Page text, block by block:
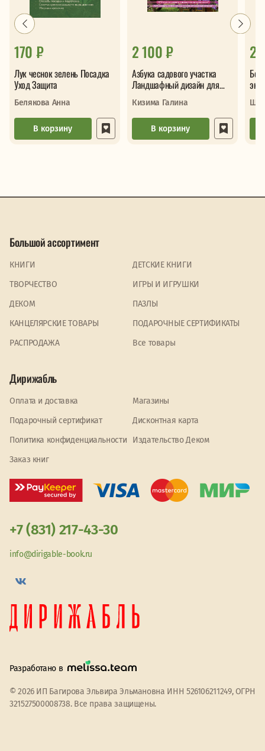
170 ₽
Лук чеснок зелень Посадка
Уход Защита
Белякова Анна
В корзину
2 100 ₽
Азбука садового участка
Ландшафный дизайн для
начинающих
Кизима Галина
В корзину
2
Большой ассортимент
КНИГИ
ДЕТСКИЕ КНИГИ
ТВОРЧЕСТВО
ИГРЫ И ИГРУШКИ
ДЕКОМ
ПАЗЛЫ
КАНЦЕЛЯРСКИЕ ТОВАРЫ
ПОДАРОЧНЫЕ СЕРТИФИКАТЫ
PАСПРОДАЖА
Все товары
Дирижабль
Оплата и доставка
Магазины
Подарочный сертификат
Дисконтная карта
Политика конфиденциальности
Издательство Деком
Заказ книг
+7 (831) 217-43-30
info@dirigable-book.ru
Разработано в
© 2026 ИП Багирова Эльвира Эльмановна ИНН 526106211249, ОГРН
321527500008738. Все права защищены.